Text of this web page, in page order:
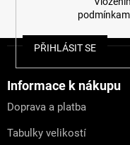
PŘIHLÁSIT SE
Informace k nákupu
Doprava a platba
Tabulky velikostí